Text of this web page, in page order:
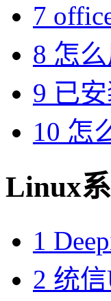
7
8 怎
9 已
10 怎
Linux
1
2 统